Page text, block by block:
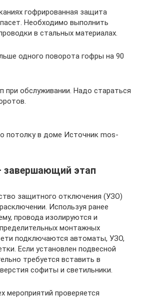
гофрированная защита
Необходимо выполнить
в стальных материалах.
одного поворота гофры на 90
при обслуживании. Надо стараться
потолку в доме Источник mos-
завершающий этап
защитного отключения (УЗО)
Используя ранее
провода изолируются и
монтажных
подключаются автоматы, УЗО,
Если установлен подвесной
требуется вставить в
софиты и светильники.
мероприятий проверяется